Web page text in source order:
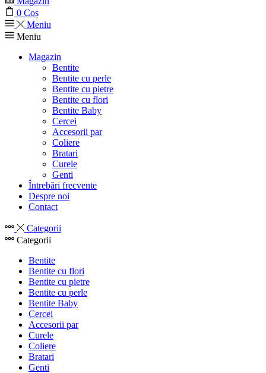
0 Coș
Meniu
Meniu
Magazin
Bentite
Bentite cu perle
Bentite cu pietre
Bentite cu flori
Bentite Baby
Cercei
Accesorii par
Coliere
Bratari
Curele
Genti
Întrebări frecvente
Despre noi
Contact
Categorii
Categorii
Bentite
Bentite cu flori
Bentite cu pietre
Bentite cu perle
Bentite Baby
Cercei
Accesorii par
Curele
Coliere
Bratari
Genti